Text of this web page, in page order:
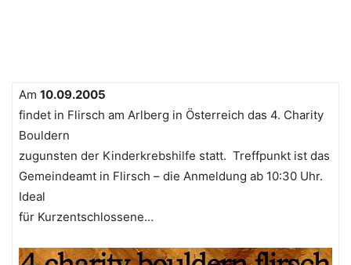
Am 10.09.2005
findet in Flirsch am Arlberg in Österreich das 4. Charity
Bouldern
zugunsten der Kinderkrebshilfe statt. Treffpunkt ist das
Gemeindeamt in Flirsch – die Anmeldung ab 10:30 Uhr.
Ideal
für Kurzentschlossene…